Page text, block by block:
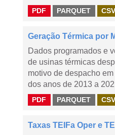
PDF PARQUET CSV
Geração Térmica por
Dados programados e
de usinas térmicas
motivo de despacho
dos anos de 2013 a
PDF PARQUET CSV
Taxas TEIFa Oper e